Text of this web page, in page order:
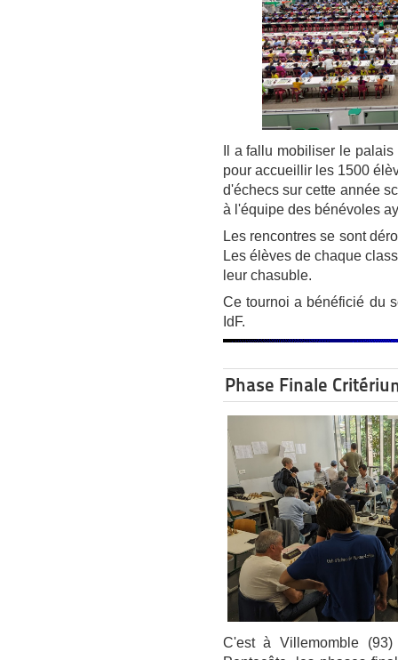
Il a fallu mobiliser le
pour accueillir les 1500
d'échecs sur cette année
à l'équipe des bénévoles
Les rencontres se sont
Les élèves de chaque
leur chasuble.
Ce tournoi a bénéficié du
IdF.
Phase Finale
C'est à Villemomble